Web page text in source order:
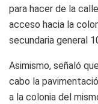
para hacer de la
acceso hacia la
secundaria general
Asimismo, señaló
cabo la
a la colonia del